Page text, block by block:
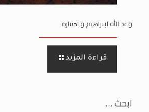
وعد الله لإبراهيم و اختياره
قراءة المزيد
ابحث …